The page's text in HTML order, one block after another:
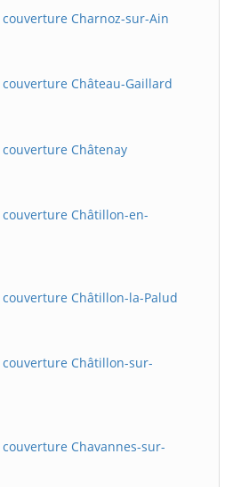
Charnoz-sur-Ain
Château-Gaillard
Châtenay
Châtillon-en-
Châtillon-la-Palud
Châtillon-sur-
Chavannes-sur-